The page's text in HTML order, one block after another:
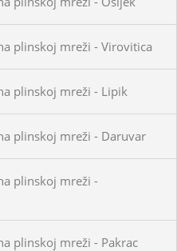
plinskoj mreži - Virovitica
plinskoj mreži - Lipik
plinskoj mreži - Daruvar
plinskoj mreži -
plinskoj mreži - Pakrac